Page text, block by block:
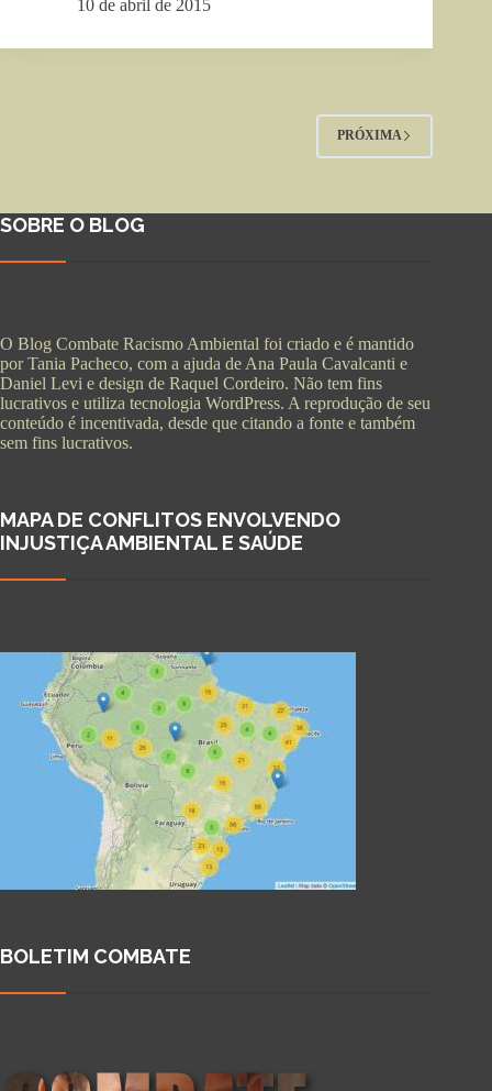
10 de abril de 2015
PRÓXIMA
SOBRE O BLOG
O Blog Combate Racismo Ambiental foi criado e é mantido
por Tania Pacheco, com a ajuda de Ana Paula Cavalcanti e
Daniel Levi e design de Raquel Cordeiro. Não tem fins
lucrativos e utiliza tecnologia WordPress. A reprodução de seu
conteúdo é incentivada, desde que citando a fonte e também
sem fins lucrativos.
MAPA DE CONFLITOS ENVOLVENDO
INJUSTIÇA AMBIENTAL E SAÚDE
BOLETIM COMBATE